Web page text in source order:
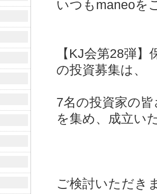
いつもmaneoを
【KJ会第28弾
の投資募集は、
7名の投資家の
を集め、成立い
ご検討いただき